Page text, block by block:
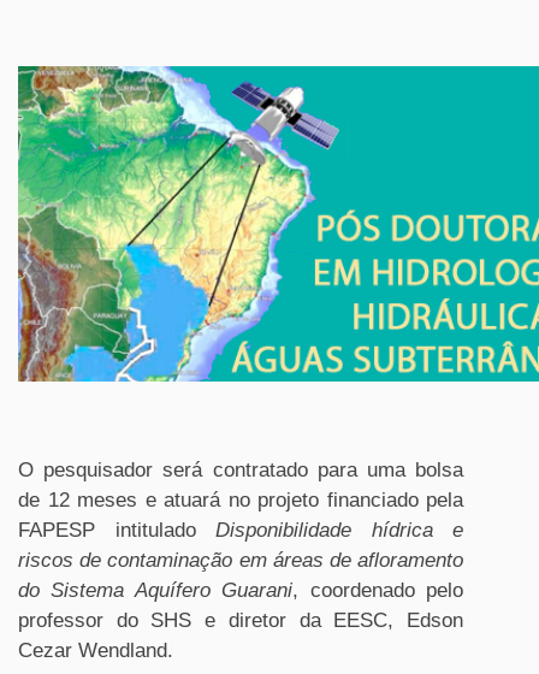
O pesquisador será contratado para uma bolsa
de 12 meses e atuará no projeto financiado pela
FAPESP intitulado Disponibilidade hídrica e
riscos de contaminação em áreas de afloramento
do Sistema Aquífero Guarani, coordenado pelo
professor do SHS e diretor da EESC, Edson
Cezar Wendland.